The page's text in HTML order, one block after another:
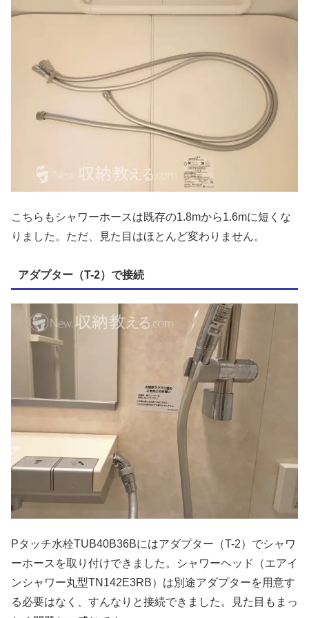
こちらもシャワーホースは既存の1.8mから1.6mに短くな
りました。ただ、見た目はほとんど変わりません。
アダプター（T-2）で接続
Pタッチ水栓TUB40B36Bにはアダプター（T-2）でシャワ
ーホースを取り付けできました。シャワーヘッド（エアイ
ンシャワー丸型TN142E3RB）は別途アダプターを用意す
る必要はなく、すんなりと接続できました。見た目もまっ